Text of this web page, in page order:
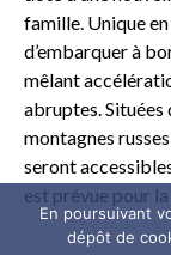
famille. Unique
d’embarquer à
mêlant
abruptes. Situées
montagnes
seront
est prévue pour la
En poursuivant
dépôt de